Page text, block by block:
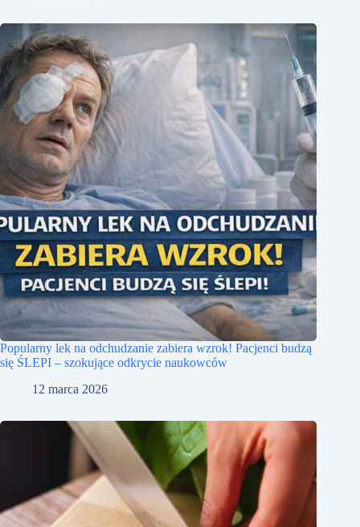
Popularny lek na odchudzanie zabiera wzrok! Pacjenci budzą
się ŚLEPI – szokujące odkrycie naukowców
12 marca 2026